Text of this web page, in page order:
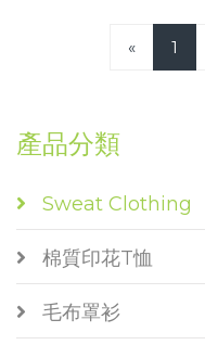
« 1
產品分類
Sweat Clothing
棉質印花T恤
毛布罩衫